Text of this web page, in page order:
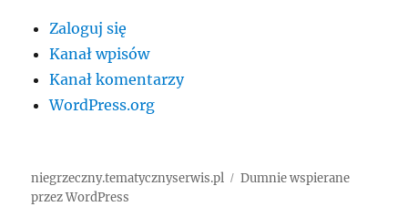
Zaloguj się
Kanał wpisów
Kanał komentarzy
WordPress.org
niegrzeczny.tematycznyserwis.pl
Dumnie wspierane
przez WordPress